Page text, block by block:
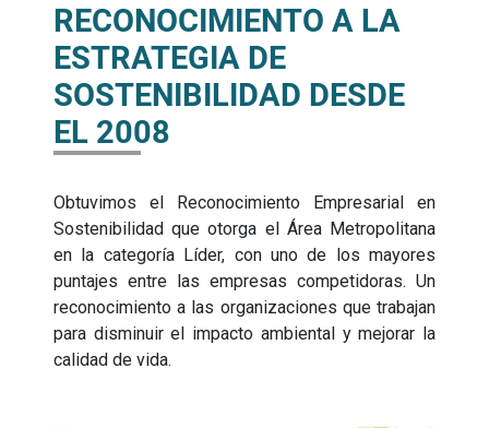
RECONOCIMIENTO A LA
ESTRATEGIA DE
SOSTENIBILIDAD DESDE
EL 2008
Obtuvimos el Reconocimiento Empresarial en
Sostenibilidad que otorga el Área Metropolitana
en la categoría Líder, con uno de los mayores
puntajes entre las empresas competidoras. Un
reconocimiento a las organizaciones que trabajan
para disminuir el impacto ambiental y mejorar la
calidad de vida.